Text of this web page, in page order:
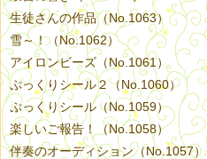
生徒さんの作品（No.1063）
雪～！（No.1062）
アイロンビーズ（No.1061）
ぷっくりシール２（No.1060）
ぷっくりシール（No.1059）
楽しいご報告！（No.1058）
伴奏のオーディション（No.1057）